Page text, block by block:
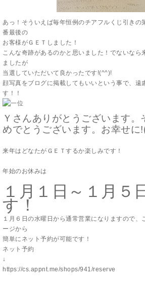
あっ！そういえば毎年恒例のチアフルくじ引きの
番最後の
お客様がＧＥＴしました！
こんな奇跡があるのかと思いました！でないなら
ましたが
当選していただいて良かったです!(^^)!
顔写真をブログに掲載してもいいという事で、遠
す！！
Ｙさんありがとうございます。
めでとうございます。お幸せに
来年はどなたがＧＥＴするか楽しみです！
年始のお休みは
１月１日～１月５
す！
１月６日の水曜日から通常営業になりますので、
ージから
簡単にネット予約が可能です！
ネット予約
↓
https://cs.appnt.me/shops/941/reserve